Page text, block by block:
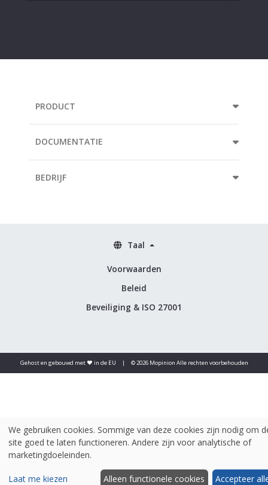
PRODUCT
DOCUMENTATIE
BEDRIJF
Voorwaarden
Beleid
Beveiliging & ISO 27001
Taal
Gehost en gebouwd met ♥️ in de EU | © 2026 Mopinion Alle rechten voorbehouden
We gebruiken cookies. Sommige van deze cookies zijn nodig om
site goed te laten functioneren. Andere zijn voor analytische of
marketingdoeleinden.
Laat me kiezen Alleen functionele cookies Accepteer